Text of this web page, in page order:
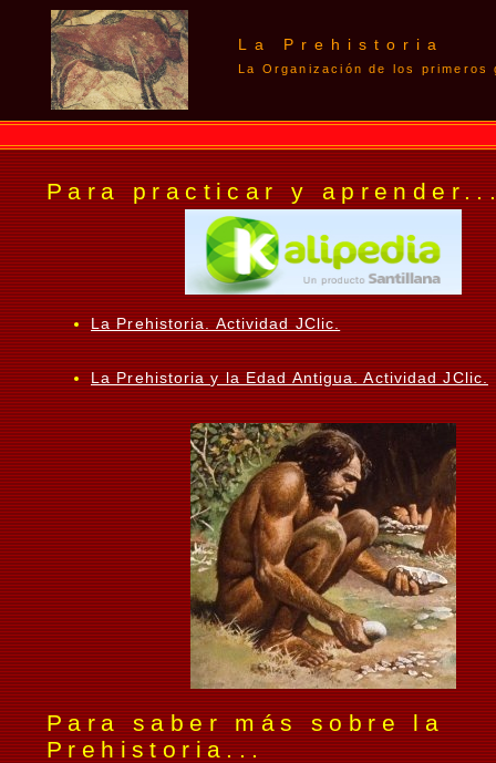
La Prehistoria
La Organización de los primeros
Para practicar y
La Prehistoria. Actividad JClic.
La Prehistoria y la Edad Antigua. Actividad JClic.
Para saber más sobre la
Prehistoria...